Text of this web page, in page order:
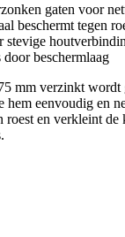
gaten voor
beschermt tegen
stevige
beschermlaag
mm verzinkt
hem eenvoudig en
roest en verkleint